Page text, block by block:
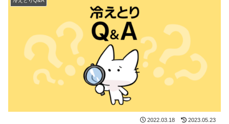
2022.03.18 2023.05.23